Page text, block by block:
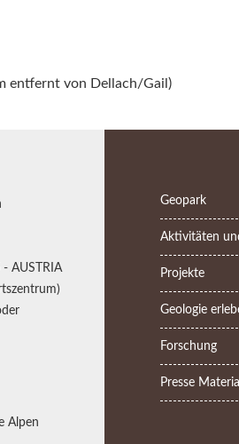
entfernt von Dellach/Gail)
AUSTRIA
Alpen
Geopark
Aktivitäten
Projekte
Geologie
Forschung
Presse Material